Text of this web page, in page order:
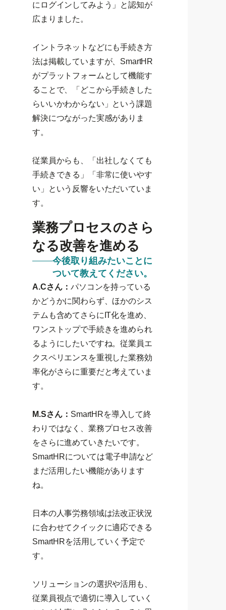
にログインしてみよう」と認知が
広まりました。
イントラネットなどにも手続き方
法は掲載していますが、SmartHR
がプラットフォームとして機能す
ることで、「どこから手続きした
らいいかわからない」という課題
解決につながった実感がありま
す。
従業員からも、「出社しなくても
手続きできる」「非常に使いやす
い」という反響をいただいていま
す。
業務プロセスのさら
なる改善を進める
今後取り組みたいことに
ついて教えてください。
A.Cさん： パソコンを持っている
かどうかに関わらず、ほかのシス
テムも含めてさらにIT化を進め、
ワンストップで手続きを進められ
るようにしたいですね。従業員エ
クスペリエンスを重視した業務効
率化がさらに重要だと考えていま
す。
M.Sさん： SmartHRを導入して終
わりではなく、業務プロセス改善
をさらに進めていきたいです。
SmartHRについては電子申請など
まだ活用したい機能があります
ね。
日本の人事労務領域は法改正状況
に合わせてクイックに適応できる
SmartHRを活用していく予定で
す。
ソリューションの選択や活用も、
従業員視点で適切に導入していく